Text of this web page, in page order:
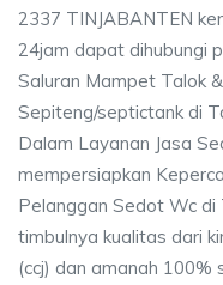
2337 TINJABANTEN
24jam dapat dihubungi
Saluran Mampet Talok
Sepiteng/septictank di
Dalam Layanan Jasa
mempersiapkan
Pelanggan Sedot Wc di
timbulnya kualitas dari
(ccj) dan amanah 100%